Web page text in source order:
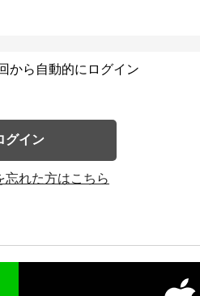
から自動的にログイン
グイン
忘れた方はこちら